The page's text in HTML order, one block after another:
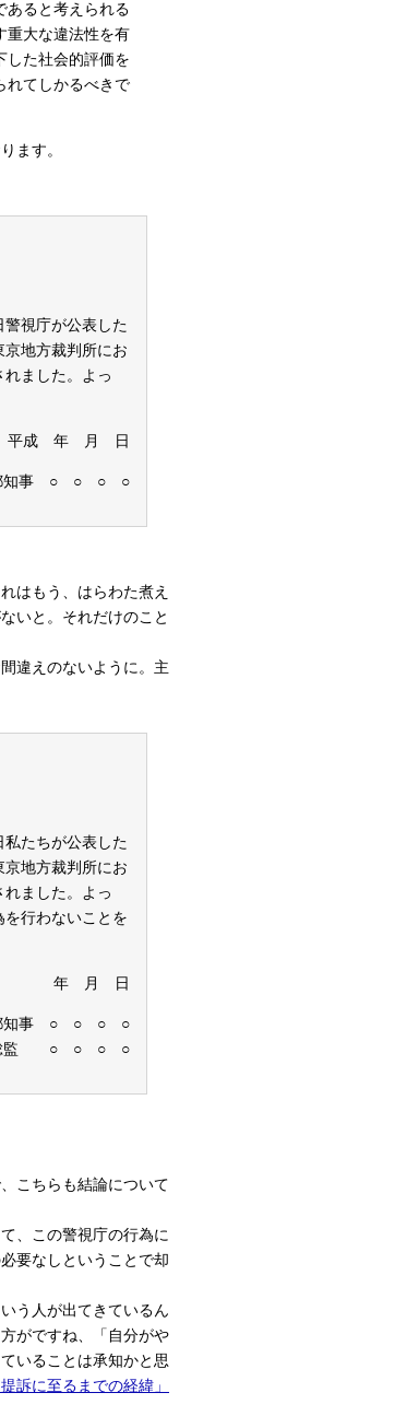
あると考えられる
重大な違法性を有
した社会的評価を
れてしかるべきで
ます。
視庁が公表した
京地方裁判所にお
ました。よっ
日
○ ○ ○
はもう、はらわた煮え
いと。それだけのこと
違えのないように。主
たちが公表した
京地方裁判所にお
ました。よっ
行わないことを
日
○ ○ ○
総監 ○ ○ ○ ○
こちらも結論について
、この警視庁の行為に
要なしということで却
う人が出てきているん
がですね、「自分がや
いることは承知かと思
提訴に至るまでの経緯」